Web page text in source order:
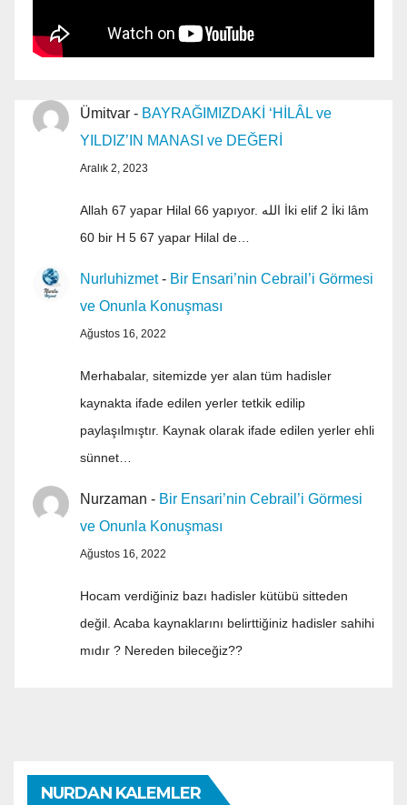
Ümitvar - BAYRAĞIMIZDAKİ ‘HİLÂL ve
YILDIZ’IN MANASI ve DEĞERİ
Aralık 2, 2023
Allah 67 yapar Hilal 66 yapıyor. الله İki elif 2 İki lâm
60 bir H 5 67 yapar Hilal de…
Nurluhizmet- Bir Ensari’nin Cebrail’i Görmesi
ve Onunla Konuşması
Ağustos 16, 2022
Merhabalar, sitemizde yer alan tüm hadisler
kaynakta ifade edilen yerler tetkik edilip
paylaşılmıştır. Kaynak olarak ifade edilen yerler ehli
sünnet…
Nurzaman - Bir Ensari’nin Cebrail’i Görmesi
ve Onunla Konuşması
Ağustos 16, 2022
Hocam verdiğiniz bazı hadisler kütübü sitteden
değil. Acaba kaynaklarını belirttiğiniz hadisler sahihi
mıdır ? Nereden bileceğiz??
NURDAN KALEMLER